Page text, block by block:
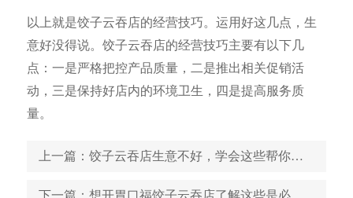
以上就是饺子云吞店的经营技巧。运用好这几点，生
意好没得说。饺子云吞店的经营技巧主要有以下几
点：一是严格把控产品质量，二是推出相关促销活
动，三是保持好店内的环境卫生，四是提高服务质
量。
上一篇 ：饺子云吞店生意不好，学会这些帮你度过难关